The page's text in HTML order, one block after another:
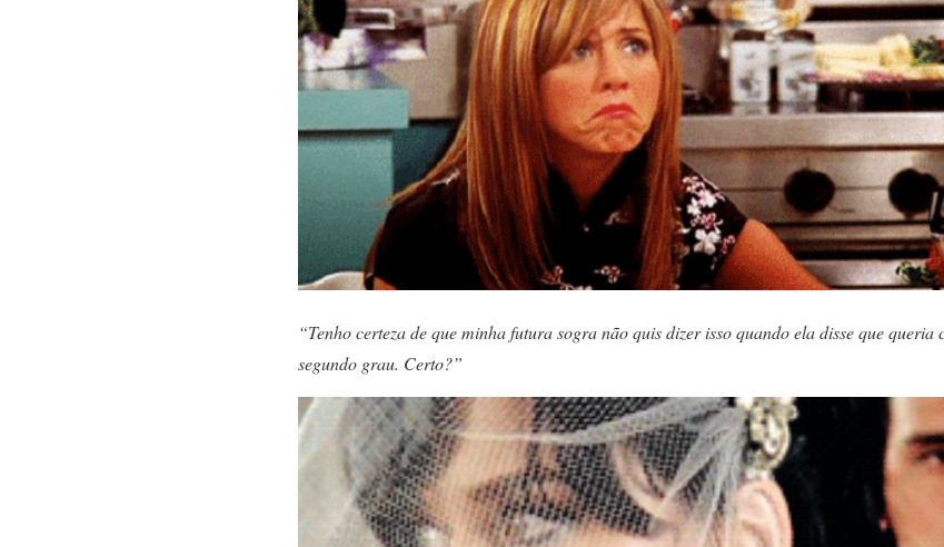
“Tenho certeza de que minha futura sogra não quis dizer isso quando ela disse que queria
segundo grau. Certo?”